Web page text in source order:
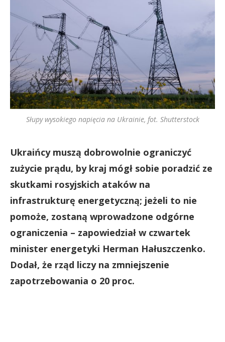
Słupy wysokiego napięcia na Ukrainie, fot. Shutterstock
Ukraińcy muszą dobrowolnie ograniczyć
zużycie prądu, by kraj mógł sobie poradzić ze
skutkami rosyjskich ataków na
infrastrukturę energetyczną; jeżeli to nie
pomoże, zostaną wprowadzone odgórne
ograniczenia – zapowiedział w czwartek
minister energetyki Herman Hałuszczenko.
Dodał, że rząd liczy na zmniejszenie
zapotrzebowania o 20 proc.